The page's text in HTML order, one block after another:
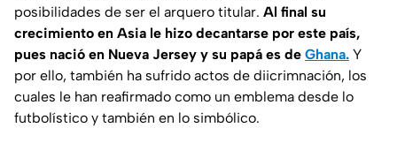
posibilidades de ser el arquero titular. Al final su
crecimiento en Asia le hizo decantarse por este país,
pues nació en Nueva Jersey y su papá es de Ghana. Y
por ello, también ha sufrido actos de diicrimnación, los
cuales le han reafirmado como un emblema desde lo
futbolístico y también en lo simbólico.